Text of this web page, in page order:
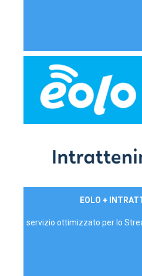
EOLO +
servizio ottimizzato per lo